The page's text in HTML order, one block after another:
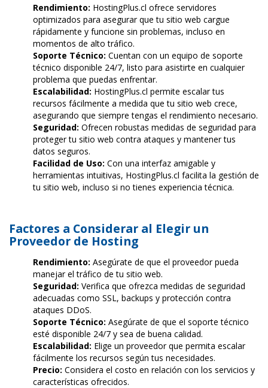
Rendimiento: HostingPlus.cl ofrece servidores
optimizados para asegurar que tu sitio web cargue
rápidamente y funcione sin problemas, incluso en
momentos de alto tráfico.
Soporte Técnico: Cuentan con un equipo de soporte
técnico disponible 24/7, listo para asistirte en cualquier
problema que puedas enfrentar.
Escalabilidad: HostingPlus.cl permite escalar tus
recursos fácilmente a medida que tu sitio web crece,
asegurando que siempre tengas el rendimiento necesario.
Seguridad: Ofrecen robustas medidas de seguridad para
proteger tu sitio web contra ataques y mantener tus
datos seguros.
Facilidad de Uso: Con una interfaz amigable y
herramientas intuitivas, HostingPlus.cl facilita la gestión de
tu sitio web, incluso si no tienes experiencia técnica.
Factores a Considerar al Elegir un
Proveedor de Hosting
Rendimiento: Asegúrate de que el proveedor pueda
manejar el tráfico de tu sitio web.
Seguridad: Verifica que ofrezca medidas de seguridad
adecuadas como SSL, backups y protección contra
ataques DDoS.
Soporte Técnico: Asegúrate de que el soporte técnico
esté disponible 24/7 y sea de buena calidad.
Escalabilidad: Elige un proveedor que permita escalar
fácilmente los recursos según tus necesidades.
Precio: Considera el costo en relación con los servicios y
características ofrecidos.